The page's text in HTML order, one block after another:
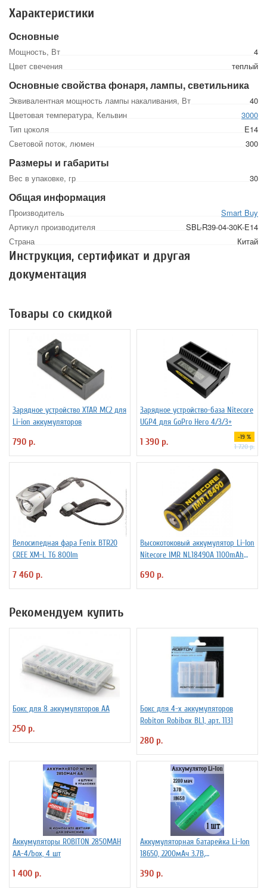
Характеристики
Основные
Мощность, Вт
4
Цвет свечения
теплый
Основные свойства фонаря, лампы, светильника
Эквивалентная мощность лампы накаливания, Вт
40
Цветовая температура, Кельвин
3000
Тип цоколя
E14
Световой поток, люмен
300
Размеры и габариты
Вес в упаковке, гр 30
Общая информация
Производитель
Smart Buy
Артикул производителя
SBL-R39-04-30K-E14
Страна
Китай
Инструкция, сертификат и другая
документация
Товары со скидкой
Зарядное устройство XTAR MC2 для
Li-ion аккумуляторов
790 р.
Зарядное устройство-база Nitecore
UGP4 для GoPro Hero 4/3/3+
1 390 р. -19 %
1 720 р.
Велосипедная фара Fenix BTR20
CREE XM-L T6 800lm
7 460 р.
Высокотоковый аккумулятор Li-Ion
Niteсore IMR NL18490A 1100mAh
690 р.
Рекомендуем купить
Бокс для 8 аккумуляторов АА
250 р.
Бокс для 4-х аккумуляторов
Robiton Robibox BL1, арт. 1131
280 р.
Аккумуляторы ROBITON 2850MAH
AA-4/box, 4 шт
1 400 р.
Аккумуляторная батарейка Li-Ion
18650, 2200мАч 3.7В,
390 р.